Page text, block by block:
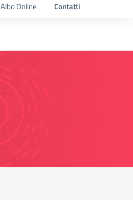
Albo Online Contatti